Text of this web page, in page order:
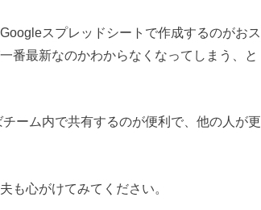
スプレッドシートで作成するのがおス
番最新なのかわからなくなってしまう、と
ーム内で共有するのが便利で、他の人が更
も心がけてみてください。